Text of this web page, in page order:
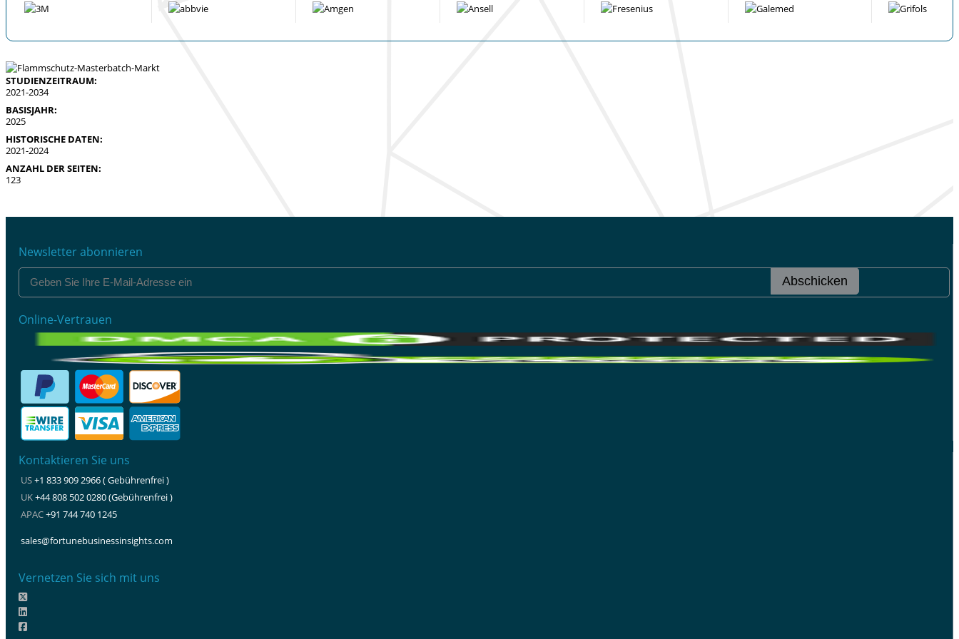
STUDIENZEITRAUM:
2021-2034
BASISJAHR:
2025
HISTORISCHE DATEN:
2021-2024
ANZAHL DER SEITEN:
123
Newsletter abonnieren
Abschicken
Online-Vertrauen
Kontaktieren Sie uns
US+1 833 909 2966 ( Gebührenfrei )
UK+44 808 502 0280 (Gebührenfrei )
APAC+91 744 740 1245
sales@fortunebusinessinsights.com
Vernetzen Sie sich mit uns